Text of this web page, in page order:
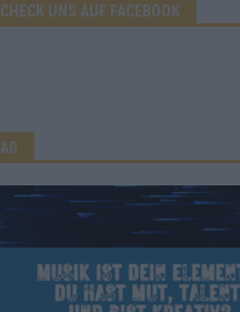
CHECK UNS AUF FACEBOOK
AD